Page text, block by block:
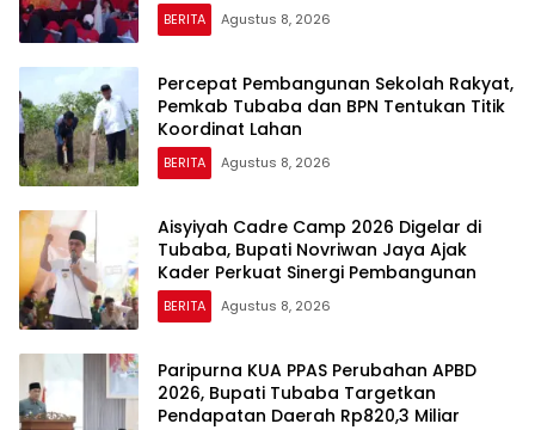
BERITA Agustus 8, 2026
Percepat Pembangunan Sekolah Rakyat,
Pemkab Tubaba dan BPN Tentukan Titik
Koordinat Lahan
BERITA Agustus 8, 2026
Aisyiyah Cadre Camp 2026 Digelar di
Tubaba, Bupati Novriwan Jaya Ajak
Kader Perkuat Sinergi Pembangunan
BERITA Agustus 8, 2026
Paripurna KUA PPAS Perubahan APBD
2026, Bupati Tubaba Targetkan
Pendapatan Daerah Rp820,3 Miliar